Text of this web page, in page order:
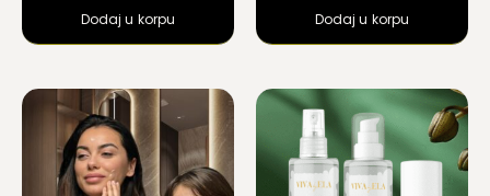
Dodaj u korpu Dodaj u korpu